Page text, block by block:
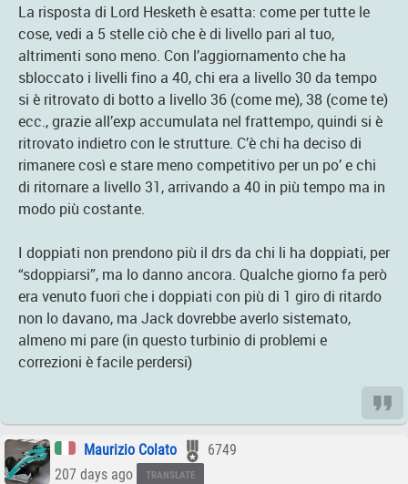
La risposta di Lord Hesketh è esatta: come per tutte le
cose, vedi a 5 stelle ciò che è di livello pari al tuo,
altrimenti sono meno. Con l’aggiornamento che ha
sbloccato i livelli fino a 40, chi era a livello 30 da tempo
si è ritrovato di botto a livello 36 (come me), 38 (come te)
ecc., grazie all’exp accumulata nel frattempo, quindi si è
ritrovato indietro con le strutture. C’è chi ha deciso di
rimanere così e stare meno competitivo per un po’ e chi
di ritornare a livello 31, arrivando a 40 in più tempo ma in
modo più costante.
I doppiati non prendono più il drs da chi li ha doppiati, per
“sdoppiarsi”, ma lo danno ancora. Qualche giorno fa però
era venuto fuori che i doppiati con più di 1 giro di ritardo
non lo davano, ma Jack dovrebbe averlo sistemato,
almeno mi pare (in questo turbinio di problemi e
correzioni è facile perdersi)
Maurizio Colato
6749
207 days ago
TRANSLATE